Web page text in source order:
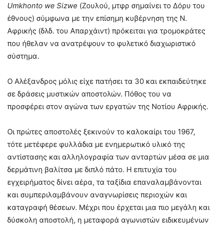
Umkhonto we Sizwe (Ζουλού, μτφρ σημαίνει το Δόρυ του
έθνους) σύμφωνα με την επίσημη κυβέρνηση της Ν.
Αφρικής (δλδ. του Απαρχάιντ) πρόκειται για τρομοκράτες
που ήθελαν να ανατρέψουν το φυλετικό διαχωριστικό
σύστημα.
Ο Αλέξανδρος μόλις είχε πατήσει τα 30 και εκπαιδεύτηκε
σε δράσεις μυστικών αποστολών. Πόθος του να
προσφέρει στον αγώνα των εργατών της Νοτίου Αφρικής.
Οι πρώτες αποστολές ξεκινούν το καλοκαίρι του 1967,
τότε μετέφερε φυλλάδια με ενημερωτικό υλικό της
αντίστασης και αλληλογραφία των ανταρτών μέσα σε μια
δερμάτινη βαλίτσα με διπλό πάτο. Η επιτυχία του
εγχειρήματος δίνει αέρα, τα ταξίδια επαναλαμβάνονται
και συμπεριλαμβάνουν αναγνωρίσεις περιοχών και
καταγραφή θέσεων. Μέχρι που έρχεται μια πιο μεγάλη και
δύσκολη αποστολή, η μεταφορά αγωνιστών ειδικευμένων